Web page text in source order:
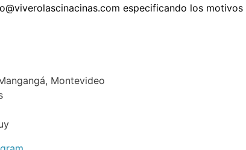
especificando los
Montevideo